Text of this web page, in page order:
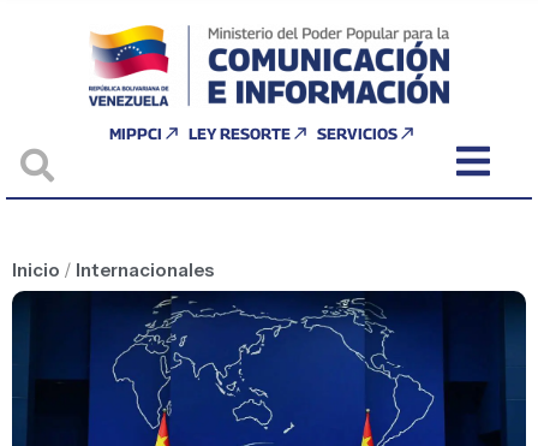
MIPPCI LEY RESORTE SERVICIOS
Inicio / Internacionales